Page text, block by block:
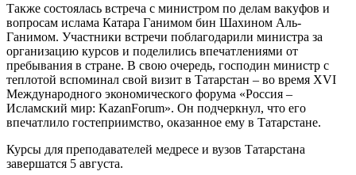
Также состоялась встреча с министром по делам вакуфов и
вопросам ислама Катара Ганимом бин Шахином Аль-
Ганимом. Участники встречи поблагодарили министра за
организацию курсов и поделились впечатлениями от
пребывания в стране. В свою очередь, господин министр с
теплотой вспоминал свой визит в Татарстан – во время XVI
Международного экономического форума «Россия –
Исламский мир: KazanForum». Он подчеркнул, что его
впечатлило гостеприимство, оказанное ему в Татарстане.
Курсы для преподавателей медресе и вузов Татарстана
завершатся 5 августа.